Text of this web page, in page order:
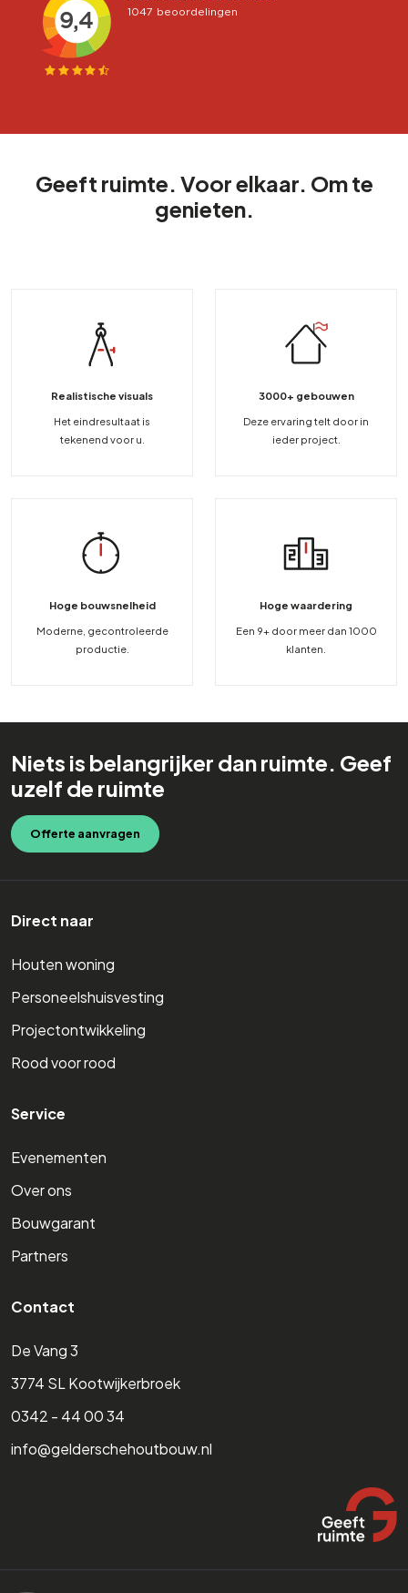
Geeft ruimte. Voor elkaar. Om te
genieten.
Realistische visuals
Het eindresultaat is
tekenend voor u.
3000+ gebouwen
Deze ervaring telt door in
ieder project.
Hoge bouwsnelheid
Moderne, gecontroleerde
productie.
Hoge waardering
Een 9+ door meer dan 1000
klanten.
Niets is belangrijker dan ruimte. Geef
uzelf de ruimte
Offerte aanvragen
Direct naar
Houten woning
Personeelshuisvesting
Projectontwikkeling
Rood voor rood
Service
Evenementen
Over ons
Bouwgarant
Partners
Contact
De Vang 3
3774 SL Kootwijkerbroek
0342 - 44 00 34
info@gelderschehoutbouw.nl